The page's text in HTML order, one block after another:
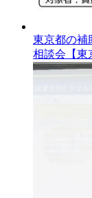
東京都の補
相談会【東